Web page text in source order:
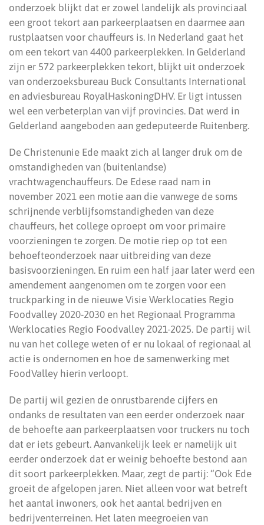
onderzoek blijkt dat er zowel landelijk als provinciaal
een groot tekort aan parkeerplaatsen en daarmee aan
rustplaatsen voor chauffeurs is. In Nederland gaat het
om een tekort van 4400 parkeerplekken. In Gelderland
zijn er 572 parkeerplekken tekort, blijkt uit onderzoek
van onderzoeksbureau Buck Consultants International
en adviesbureau RoyalHaskoningDHV. Er ligt intussen
wel een verbeterplan van vijf provincies. Dat werd in
Gelderland aangeboden aan gedeputeerde Ruitenberg.
De Christenunie Ede maakt zich al langer druk om de
omstandigheden van (buitenlandse)
vrachtwagenchauffeurs. De Edese raad nam in
november 2021 een motie aan die vanwege de soms
schrijnende verblijfsomstandigheden van deze
chauffeurs, het college oproept om voor primaire
voorzieningen te zorgen. De motie riep op tot een
behoefteonderzoek naar uitbreiding van deze
basisvoorzieningen. En ruim een half jaar later werd een
amendement aangenomen om te zorgen voor een
truckparking in de nieuwe Visie Werklocaties Regio
Foodvalley 2020-2030 en het Regionaal Programma
Werklocaties Regio Foodvalley 2021-2025. De partij wil
nu van het college weten of er nu lokaal of regionaal al
actie is ondernomen en hoe de samenwerking met
FoodValley hierin verloopt.
De partij wil gezien de onrustbarende cijfers en
ondanks de resultaten van een eerder onderzoek naar
de behoefte aan parkeerplaatsen voor truckers nu toch
dat er iets gebeurt. Aanvankelijk leek er namelijk uit
eerder onderzoek dat er weinig behoefte bestond aan
dit soort parkeerplekken. Maar, zegt de partij: “Ook Ede
groeit de afgelopen jaren. Niet alleen voor wat betreft
het aantal inwoners, ook het aantal bedrijven en
bedrijventerreinen. Het laten meegroeien van